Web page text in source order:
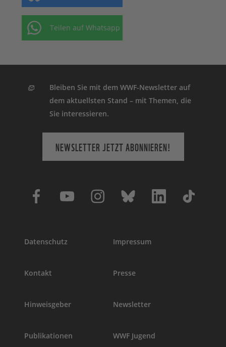
Teilen auf Whatsapp
Bleiben Sie mit dem WWF-Newsletter auf
dem aktuellsten Stand – mit Themen, die
Sie interessieren.
NEWSLETTER JETZT ABONNIEREN!
Datenschutz Impressum
Kontakt Presse
Hinweisgeber Newsletter
Publikationen WWF Jugend